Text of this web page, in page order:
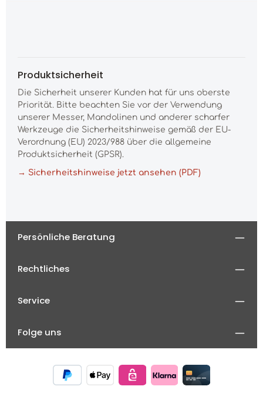
Produktsicherheit
Die Sicherheit unserer Kunden hat für uns oberste
Priorität. Bitte beachten Sie vor der Verwendung
unserer Messer, Mandolinen und anderer scharfer
Werkzeuge die Sicherheitshinweise gemäß der EU-
Verordnung (EU) 2023/988 über die allgemeine
Produktsicherheit (GPSR).
→ Sicherheitshinweise jetzt ansehen (PDF)
Persönliche Beratung
Rechtliches
Service
Folge uns